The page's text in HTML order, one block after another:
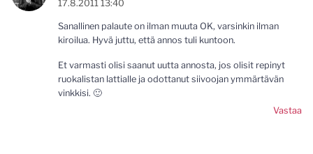
17.8.2011 13:40
Sanallinen palaute on ilman muuta OK, varsinkin ilman
kiroilua. Hyvä juttu, että annos tuli kuntoon.
Et varmasti olisi saanut uutta annosta, jos olisit repinyt
ruokalistan lattialle ja odottanut siivoojan ymmärtävän
vinkkisi. 🙂
Vastaa